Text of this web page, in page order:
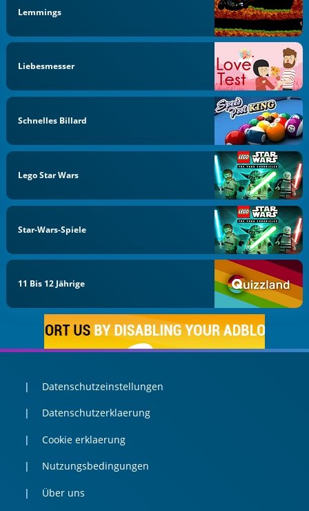
Lemmings
Liebesmesser
Schnelles Billard
Lego Star Wars
Star-Wars-Spiele
11 Bis 12 Jährige
Datenschutzeinstellungen
Datenschutzerklaerung
Cookie erklaerung
Nutzungsbedingungen
Über uns